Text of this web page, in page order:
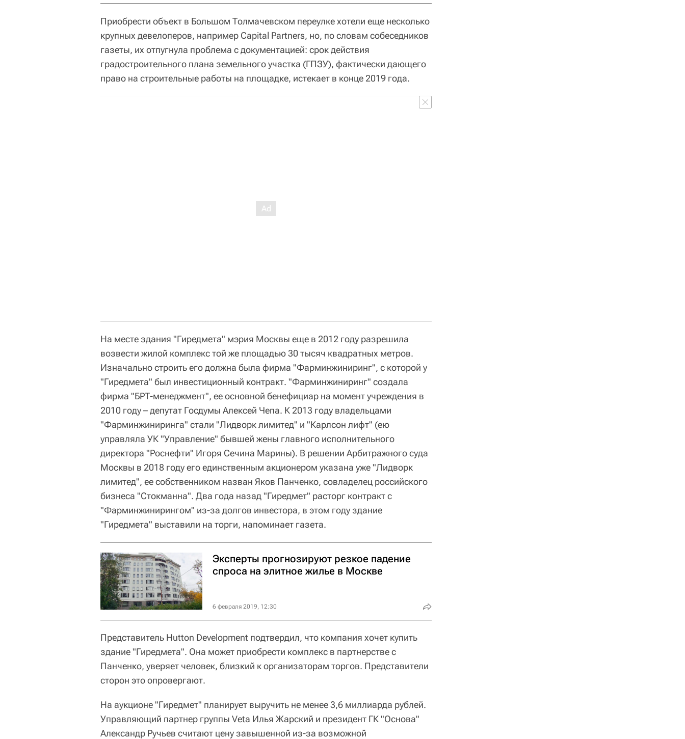
Приобрести объект в Большом Толмачевском переулке хотели еще несколько
крупных девелоперов, например Capital Partners, но, по словам собеседников
газеты, их отпугнула проблема с документацией: срок действия
градостроительного плана земельного участка (ГПЗУ), фактически дающего
право на строительные работы на площадке, истекает в конце 2019 года.
На месте здания "Гиредмета" мэрия Москвы еще в 2012 году разрешила
возвести жилой комплекс той же площадью 30 тысяч квадратных метров.
Изначально строить его должна была фирма "Фарминжиниринг", с которой у
"Гиредмета" был инвестиционный контракт. "Фарминжиниринг" создала
фирма "БРТ-менеджмент", ее основной бенефициар на момент учреждения в
2010 году – депутат Госдумы Алексей Чепа. К 2013 году владельцами
"Фарминжиниринга" стали "Лидворк лимитед" и "Карлсон лифт" (ею
управляла УК "Управление" бывшей жены главного исполнительного
директора "Роснефти" Игоря Сечина Марины). В решении Арбитражного суда
Москвы в 2018 году его единственным акционером указана уже "Лидворк
лимитед", ее собственником назван Яков Панченко, совладелец российского
бизнеса "Стокманна". Два года назад "Гиредмет" расторг контракт с
"Фарминжинирингом" из-за долгов инвестора, в этом году здание
"Гиредмета" выставили на торги, напоминает газета.
Эксперты прогнозируют резкое падение
спроса на элитное жилье в Москве
6 февраля 2019, 12:30
Представитель Hutton Development подтвердил, что компания хочет купить
здание "Гиредмета". Она может приобрести комплекс в партнерстве с
Панченко, уверяет человек, близкий к организаторам торгов. Представители
сторон это опровергают.
На аукционе "Гиредмет" планирует выручить не менее 3,6 миллиарда рублей.
Управляющий партнер группы Veta Илья Жарский и президент ГК "Основа"
Александр Ручьев считают цену завышенной из-за возможной